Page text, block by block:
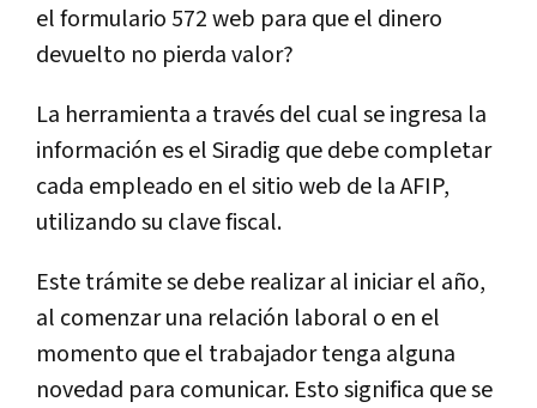
el formulario 572 web para que el dinero
devuelto no pierda valor?
La herramienta a través del cual se ingresa la
información es el Siradig que debe completar
cada empleado en el sitio web de la AFIP,
utilizando su clave fiscal.
Este trámite se debe realizar al iniciar el año,
al comenzar una relación laboral o en el
momento que el trabajador tenga alguna
novedad para comunicar. Esto significa que se